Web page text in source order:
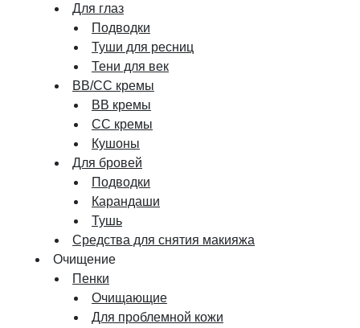
Для глаз
Подводки
Туши для ресниц
Тени для век
BB/CC кремы
BB кремы
СС кремы
Кушоны
Для бровей
Подводки
Карандаши
Тушь
Средства для снятия макияжа
Очищение
Пенки
Очищающие
Для проблемной кожи